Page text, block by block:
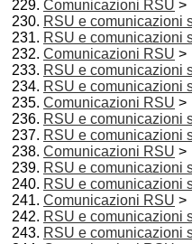
Comunicazioni RSU >
RSU e comunicazioni
RSU e comunicazioni
Comunicazioni RSU >
RSU e comunicazioni
RSU e comunicazioni
Comunicazioni RSU >
RSU e comunicazioni
RSU e comunicazioni
Comunicazioni RSU >
RSU e comunicazioni
RSU e comunicazioni
Comunicazioni RSU >
RSU e comunicazioni
RSU e comunicazioni